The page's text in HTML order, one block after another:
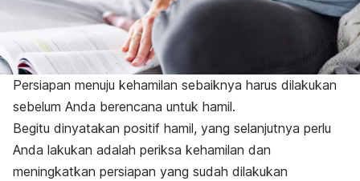
Persiapan menuju kehamilan sebaiknya harus dilakukan
sebelum Anda berencana untuk hamil.
Begitu dinyatakan positif hamil, yang selanjutnya perlu
Anda lakukan adalah periksa kehamilan dan
meningkatkan persiapan yang sudah dilakukan